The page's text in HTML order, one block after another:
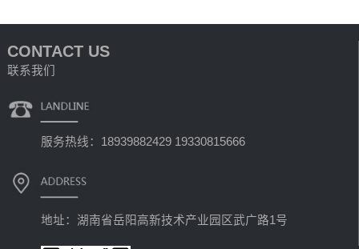
CONTACT US
联系我们
服务热线：18939882429 19330815666
地址：湖南省岳阳高新技术产业园区武广路1号